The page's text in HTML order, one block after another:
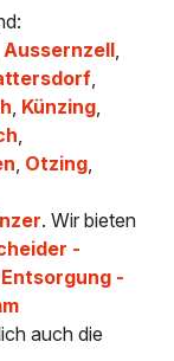
Aussernzell,
,
, Künzing,
,
, Otzing,
. Wir bieten
-
-
auch die